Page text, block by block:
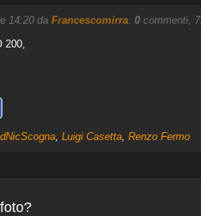
14:20 da Francescomirra. 0commenti,
200,
, Luigi Casetta, Renzo Fermo